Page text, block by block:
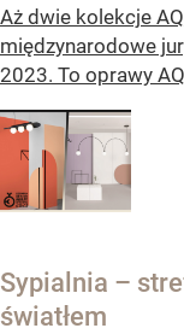
Aż dwie kolekcje
międzynarodowe
2023. To oprawy
Sypialnia –
światłem